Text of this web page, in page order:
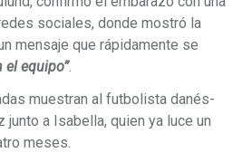
sociales, donde mostró la
mensaje que rápidamente se
el equipo”.
muestran al futbolista danés-
a Isabella, quien ya luce un
meses.